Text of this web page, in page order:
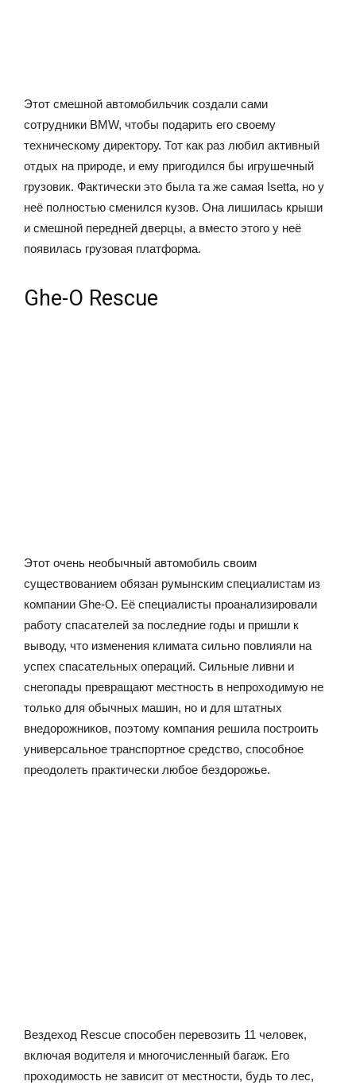
Этот смешной автомобильчик создали сами
сотрудники BMW, чтобы подарить его своему
техническому директору. Тот как раз любил активный
отдых на природе, и ему пригодился бы игрушечный
грузовик. Фактически это была та же самая Isetta, но у
неё полностью сменился кузов. Она лишилась крыши
и смешной передней дверцы, а вместо этого у неё
появилась грузовая платформа.
Ghe-O Rescue
Этот очень необычный автомобиль своим
существованием обязан румынским специалистам из
компании Ghe-O. Её специалисты проанализировали
работу спасателей за последние годы и пришли к
выводу, что изменения климата сильно повлияли на
успех спасательных операций. Сильные ливни и
снегопады превращают местность в непроходимую не
только для обычных машин, но и для штатных
внедорожников, поэтому компания решила построить
универсальное транспортное средство, способное
преодолеть практически любое бездорожье.
Вездеход Rescue способен перевозить 11 человек,
включая водителя и многочисленный багаж. Его
проходимость не зависит от местности, будь то лес,